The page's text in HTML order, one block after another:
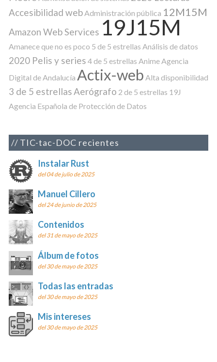
Accesibilidad webAdministración pública 12M15M
Amazon Web Services 19J15M
Amanece que no es poco 5 de 5 estrellas Análisis de datos
2020 Pelis y series 4 de 5 estrellas AnimeAgencia
Digital de Andalucía Actix-web Alta disponibilidad
3 de 5 estrellasAerógrafo 2 de 5 estrellas 19J
Agencia Española de Protección de Datos
TIC-tac-DOC recientes
Instalar Rust
del 04 de julio de 2025
Manuel Cillero
del 24 de junio de 2025
Contenidos
del 31 de mayo de 2025
Álbum de fotos
del 30 de mayo de 2025
Todas las entradas
del 30 de mayo de 2025
Mis intereses
del 30 de mayo de 2025